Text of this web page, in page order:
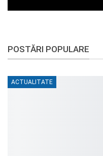
POSTĂRI POPULARE
ACTUALITATE